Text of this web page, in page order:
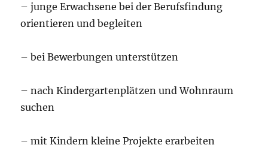
– junge Erwachsene bei der Berufsfindung
orientieren und begleiten
– bei Bewerbungen unterstützen
– nach Kindergartenplätzen und Wohnraum
suchen
– mit Kindern kleine Projekte erarbeiten